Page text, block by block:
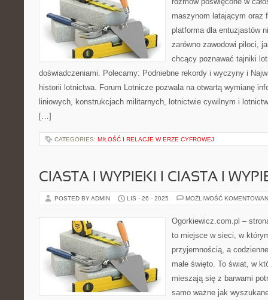
maszynom latającym oraz
platforma dla entuzjastów
zarówno zawodowi piloci,
chcący poznawać tajniki
doświadczeniami. Polecamy: Podniebne rekordy i wyczyny i
historii lotnictwa. Forum Lotnicze pozwala na otwartą wymianę
liniowych, konstrukcjach militarnych, lotnictwie cywilnym i
[…]
CATEGORIES: MIŁOŚĆ I RELACJE W ERZE CYFROWEJ
CIASTA I WYPIEKI I CIASTA I
POSTED BY ADMIN LIS - 26 - 2025 MOŻLIWOŚĆ
Ogorkiewicz.com.pl –
to miejsce w sieci, w
przyjemnością, a
małe święto. To świat, w
mieszają się z barwami
samo ważne jak